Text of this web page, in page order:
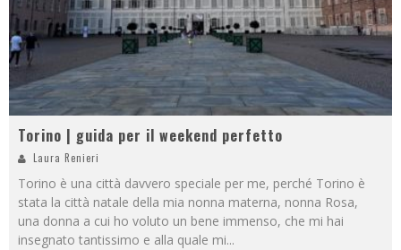
Torino | guida per il weekend perfetto
Laura Renieri
Torino è una città davvero speciale per me, perché Torino è
stata la città natale della mia nonna materna, nonna Rosa,
una donna a cui ho voluto un bene immenso, che mi hai
insegnato tantissimo e alla quale mi...